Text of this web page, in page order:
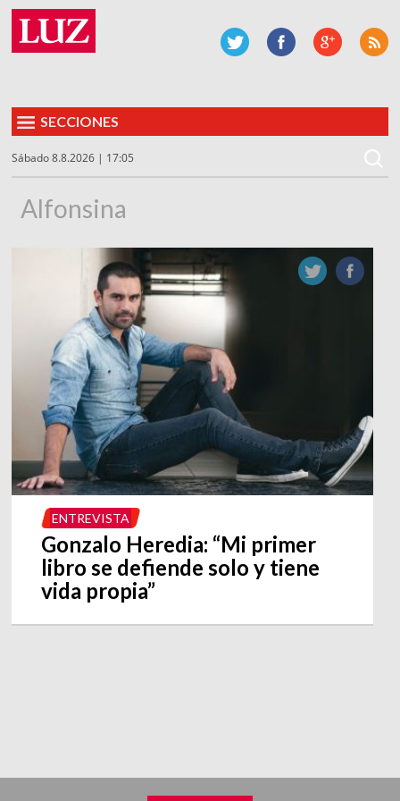
SECCIONES
Sábado 8.8.2026 | 17:05
Alfonsina
ENTREVISTA
Gonzalo Heredia: “Mi primer
libro se defiende solo y tiene
vida propia”